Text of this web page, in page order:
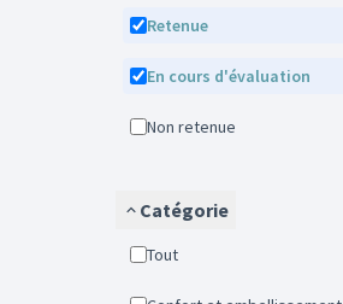
Retenue
En cours d'évaluation
Non retenue
Catégorie
Tout